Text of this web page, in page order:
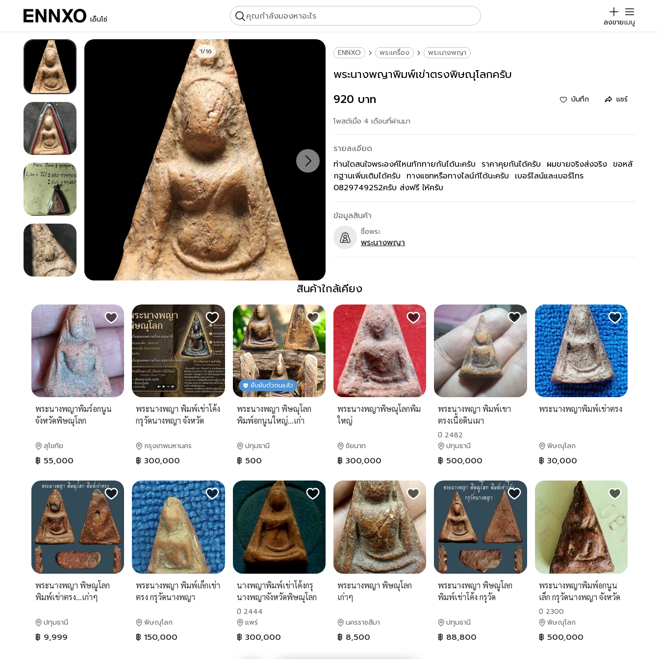
เอ็นโซ่ คุณกำลังมองหาอะไร
ลงขายเมนู
1/16 ENNXO พระเครื่อง พระนางพญา
พระนางพญาพิมพ์เข่าตรงพิษณุโลกครับ
920 บาท
บันทึก แชร์
โพสต์เมื่อ 4 เดือนที่ผ่านมา
รายละเอียด
ท่านใดสนใจพระองค์ไหนทักทายกันได้นะครับ ราคาคุยกันได้ครับ ผมขายจริงส่งจริง ขอหลั
กฐานเพิ่มเติมได้ครับ ทางแชทหรือทางไลน์ก้ได้นะครับ เบอร์ไลน์และเบอร์โทร
0829749252ครับ ส่งฟรี ให้ครับ
ข้อมูลสินค้า
ชื่อพระ
พระนางพญา
สินค้าใกล้เคียง
พระนางพญาพิมร์อกนูน
จังหวัดพิษณุโลก
สุโขทัย
฿ 55,000
พระนางพญา พิมพ์เข่าโค้ง
กรุวัดนางพญา จังหวัด
กรุงเทพมหานคร
฿ 300,000
ยืนยันตัวตนแล้ว
พระนางพญา พิษณุโลก
พิมพ์อกนูนใหญ่...เก่า
ปทุมธานี
฿ 500
พระนางพญาพิษณุโลกพิม
ใหญ่
ชัยนาท
฿ 300,000
พระนางพญา พิมพ์เขา
ตรงเนื้อดินเผา
ปี 2482
ปทุมธานี
฿ 500,000
พระนางพญาพิมพ์เข่าตรง
พิษณุโลก
฿ 30,000
พระนางพญา พิษณูโลก
พิมพ์เข่าตรง...เก่าๆ
ปทุมธานี
฿ 9,999
พระนางพญา พิมพ์เล็กเข่า
ตรง กรุวัดนางพญา
พิษณุโลก
฿ 150,000
นางพญาพิมพ์เข่าโค้งกรุ
นางพญาจังหวัดพิษณุโลก
ปี 2444
แพร่
฿ 300,000
พระนางพญา พิษณุโลก
เก่าๆ
นครราชสีมา
฿ 8,500
พระนางพญา พิษณูโลก
พิมพ์เข่าโค้ง กรุวัด
แชมป์
ปทุมธานี
฿ 88,800
พระนางพญาพิมพ์อกนูน
เล็ก กรุวัดนางพญา จังหวัด
พิษณุโลก
ปี 2300
พิษณุโลก
฿ 500,000